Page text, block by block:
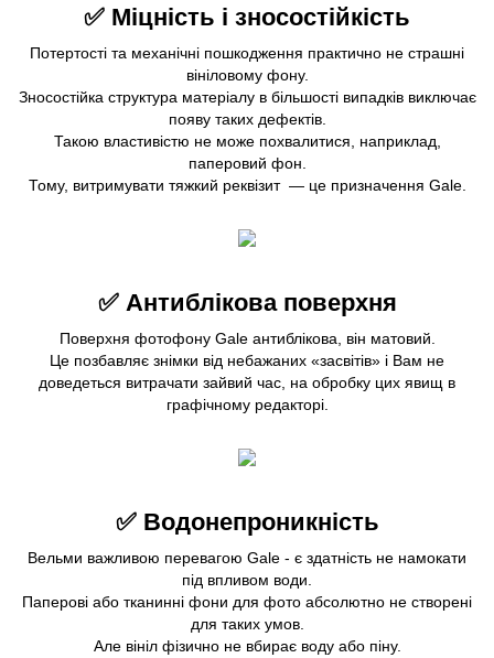
✅ Міцність і зносостійкість
Потертості та механічні пошкодження практично не страшні
вініловому фону.
Зносостійка структура матеріалу в більшості випадків виключає
появу таких дефектів.
Такою властивістю не може похвалитися, наприклад,
паперовий фон.
Тому, витримувати тяжкий реквізит — це призначення Gale.
✅ Антиблікова поверхня
Поверхня фотофону Gale антиблікова, він матовий.
Це позбавляє знімки від небажаних «засвітів» і Вам не
доведеться витрачати зайвий час, на обробку цих явищ в
графічному редакторі.
✅ Водонепроникність
Вельми важливою перевагою Gale - є здатність не намокати
під впливом води.
Паперові або тканинні фони для фото абсолютно не створені
для таких умов.
Але вініл фізично не вбирає воду або піну.